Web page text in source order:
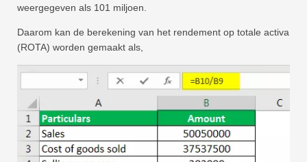
weergegeven als 101 miljoen.
Daarom kan de berekening van het rendement op totale activa
(ROTA) worden gemaakt als,